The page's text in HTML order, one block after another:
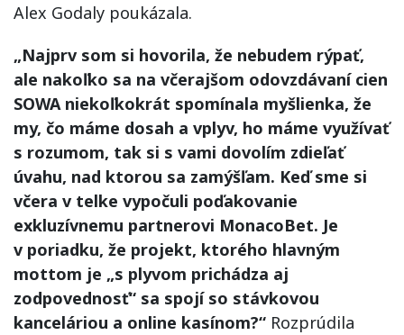
Alex Godaly poukázala.
„Najprv som si hovorila, že nebudem rýpať,
ale nakoľko sa na včerajšom odovzdávaní cien
SOWA niekoľkokrát spomínala myšlienka, že
my, čo máme dosah a vplyv, ho máme využívať
s rozumom, tak si s vami dovolím zdieľať
úvahu, nad ktorou sa zamýšľam. Keď sme si
včera v telke vypočuli poďakovanie
exkluzívnemu partnerovi MonacoBet. Je
v poriadku, že projekt, ktorého hlavným
mottom je „s plyvom prichádza aj
zodpovednosť“ sa spojí so stávkovou
kanceláriou a online kasínom?“ Rozprúdila